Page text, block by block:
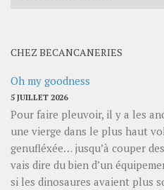
CHEZ BECANCANERIES
Oh my goodness
5 JUILLET 2026
Pour faire pleuvoir, il y a les
une vierge dans le plus haut
genufléxée… jusqu’à couper
vais dire du bien d’un
si les dinosaures avaient plus